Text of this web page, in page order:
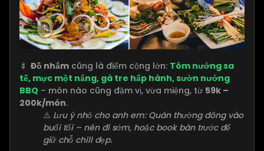
🍢 Đồ nhắm cũng là điểm cộng lớn: Tôm nướng sa
tế, mực một nắng, gà tre hấp hành, sườn nướng
BBQ – món nào cũng đậm vị, vừa miệng, từ 59k –
200k/món.
⚠️ Lưu ý nhỏ cho anh em: Quán thường đông vào
buổi tối – nên đi sớm, hoặc book bàn trước để
giữ chỗ chill đẹp.